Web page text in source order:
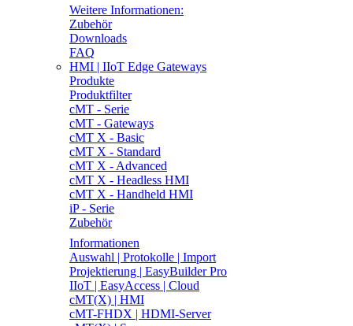
Weitere Informationen:
Zubehör
Downloads
FAQ
HMI | IIoT Edge Gateways
Produkte
Produktfilter
cMT - Serie
cMT - Gateways
cMT X - Basic
cMT X - Standard
cMT X - Advanced
cMT X - Headless HMI
cMT X - Handheld HMI
iP - Serie
Zubehör
Informationen
Auswahl | Protokolle | Import
Projektierung | EasyBuilder Pro
IIoT | EasyAccess | Cloud
cMT(X) | HMI
cMT-FHDX | HDMI-Server